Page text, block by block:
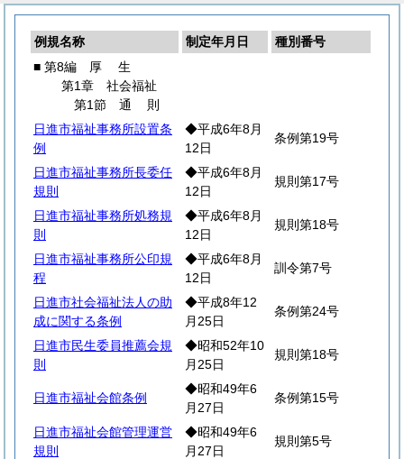
例規名称 制定年月日
種別番号
■ 第8編 厚 生
第1章 社会福祉
第1節 通 則
日進市福祉事務所設置条
例
◆平成6年8月
12日
条例第19号
日進市福祉事務所長委任
規則
◆平成6年8月
12日
規則第17号
日進市福祉事務所処務規
則
◆平成6年8月
12日
規則第18号
日進市福祉事務所公印規
程
◆平成6年8月
12日
訓令第7号
日進市社会福祉法人の助
成に関する条例
◆平成8年12
月25日
条例第24号
日進市民生委員推薦会規
則
◆昭和52年10
月25日
規則第18号
日進市福祉会館条例
◆昭和49年6
月27日
条例第15号
日進市福祉会館管理運営
規則
◆昭和49年6
月27日
規則第5号